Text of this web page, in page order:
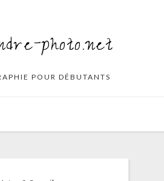
photo.net
POUR DÉBUTANTS